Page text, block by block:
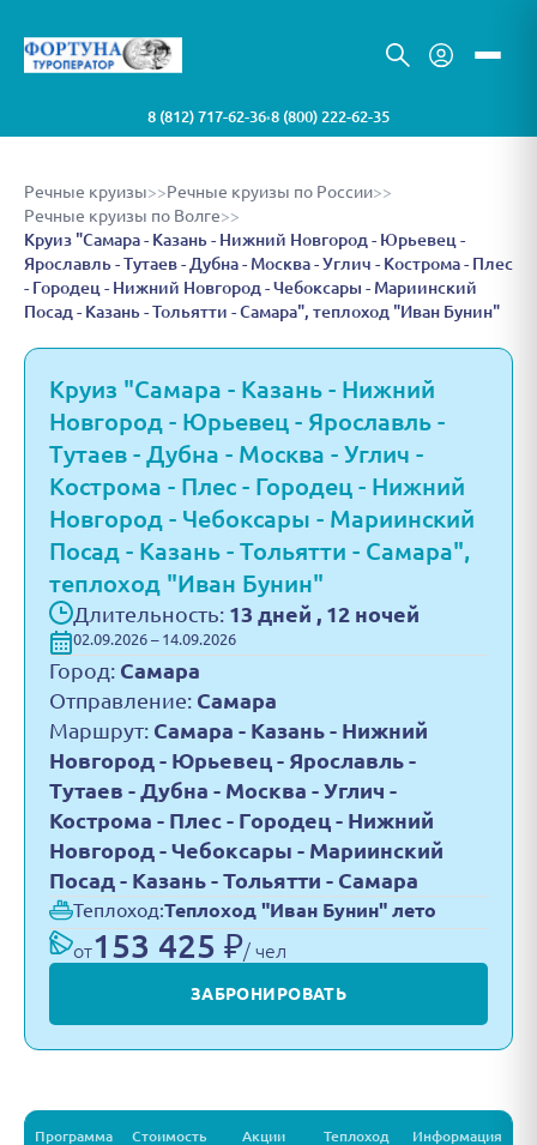
8 (812) 717-62-36•8 (800) 222-62-35
Речные круизы>>Речные круизы по России>>
Речные круизы по Волге>>
Круиз "Самара - Казань - Нижний Новгород - Юрьевец -
Ярославль - Тутаев - Дубна - Москва - Углич - Кострома - Плес
- Городец - Нижний Новгород - Чебоксары - Мариинский
Посад - Казань - Тольятти - Самара", теплоход "Иван Бунин"
Круиз "Самара - Казань - Нижний
Новгород - Юрьевец - Ярославль -
Тутаев - Дубна - Москва - Углич -
Кострома - Плес - Городец - Нижний
Новгород - Чебоксары - Мариинский
Посад - Казань - Тольятти - Самара",
теплоход "Иван Бунин"
Длительность: 13 дней , 12 ночей
02.09.2026 – 14.09.2026
Город: Самара
Отправление: Самара
Маршрут: Самара - Казань - Нижний
Новгород - Юрьевец - Ярославль -
Тутаев - Дубна - Москва - Углич -
Кострома - Плес - Городец - Нижний
Новгород - Чебоксары - Мариинский
Посад - Казань - Тольятти - Самара
Теплоход:Теплоход "Иван Бунин" лето
от153 425 ₽/ чел
ЗАБРОНИРОВАТЬ
Программа Стоимость Акции Теплоход Информация